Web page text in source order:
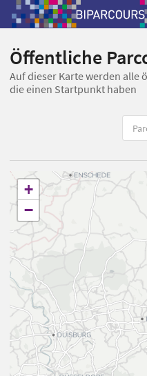
Öffentliche
Auf dieser Karte werden alle
die einen Startpunkt haben
+
−